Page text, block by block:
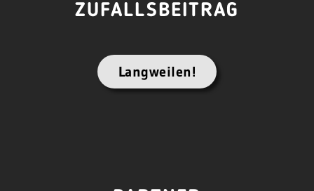
ZUFALLSBEITRAG
Langweilen!